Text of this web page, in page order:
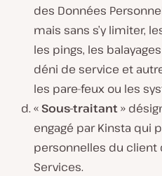
des Données
mais sans s’y limiter,
les pings, les
déni de service et
les pare-feux ou les
« Sous-traitant»
engagé par Kinsta qui
personnelles du client
Services.